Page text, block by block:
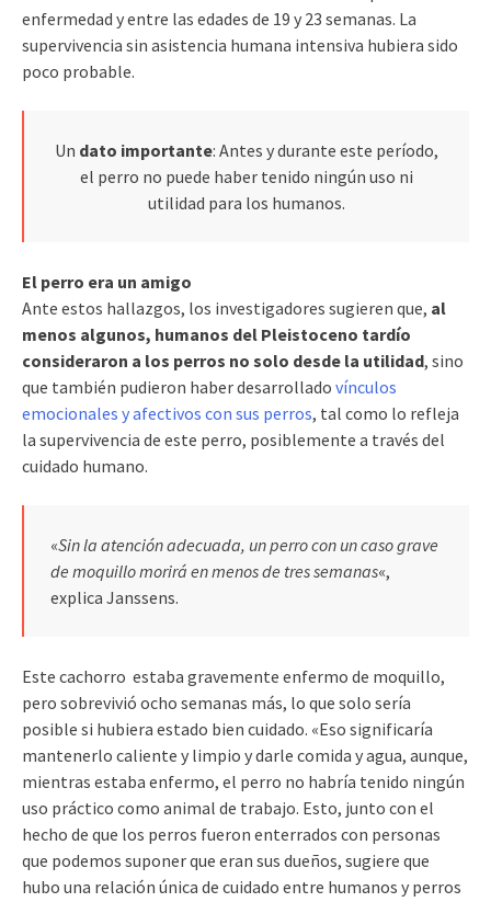
enfermedad y entre las edades de 19 y 23 semanas. La
supervivencia sin asistencia humana intensiva hubiera sido
poco probable.
Un dato importante: Antes y durante este período,
el perro no puede haber tenido ningún uso ni
utilidad para los humanos.
El perro era un amigo
Ante estos hallazgos, los investigadores sugieren que, al
menos algunos, humanos del Pleistoceno tardío
consideraron a los perros no solo desde la utilidad, sino
que también pudieron haber desarrollado vínculos
emocionales y afectivos con sus perros, tal como lo refleja
la supervivencia de este perro, posiblemente a través del
cuidado humano.
«Sin la atención adecuada, un perro con un caso grave
de moquillo morirá en menos de tres semanas«,
explica Janssens.
Este cachorro estaba gravemente enfermo de moquillo,
pero sobrevivió ocho semanas más, lo que solo sería
posible si hubiera estado bien cuidado. «Eso significaría
mantenerlo caliente y limpio y darle comida y agua, aunque,
mientras estaba enfermo, el perro no habría tenido ningún
uso práctico como animal de trabajo. Esto, junto con el
hecho de que los perros fueron enterrados con personas
que podemos suponer que eran sus dueños, sugiere que
hubo una relación única de cuidado entre humanos y perros